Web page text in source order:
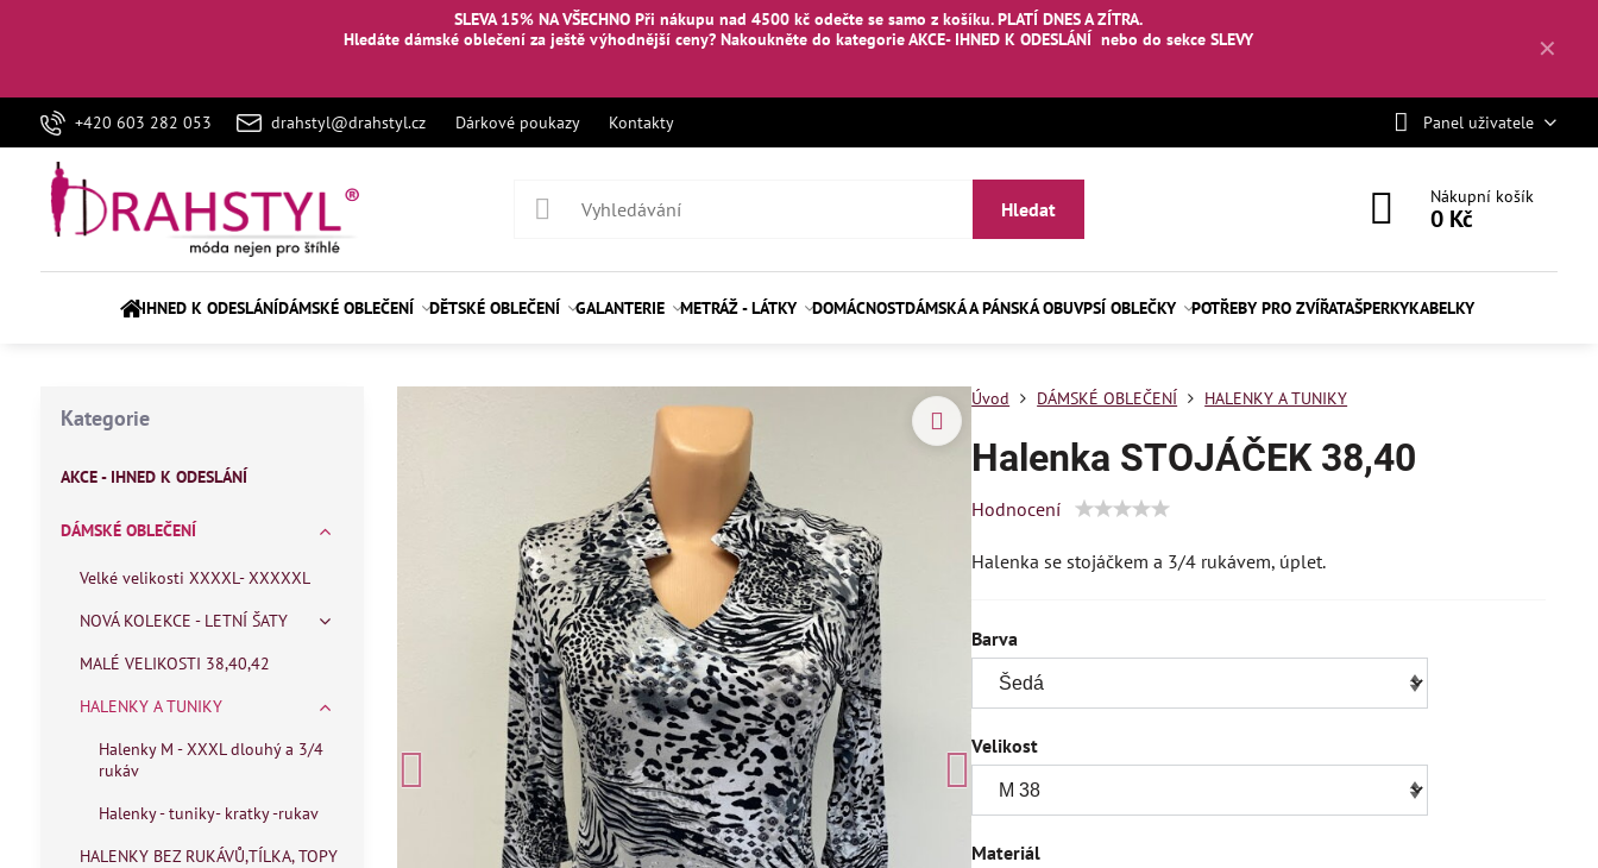
✕
SLEVA 15% NA VŠECHNO Při nákupu nad 4500 kč odečte se samo z košíku. PLATÍ DNES A ZÍTRA.
Hledáte dámské oblečení za ještě výhodnější ceny? Nakouknětedo kategorie AKCE- IHNED K ODESLÁNÍ nebodo sekce SLEVY
+420 603 282 053 drahstyl@drahstyl.cz Dárkové poukazy Kontakty Panel uživatele
Hledat
Nákupní košík
0 Kč
IHNED K ODESLÁNÍDÁMSKÉ OBLEČENÍ DĚTSKÉ OBLEČENÍ GALANTERIE METRÁŽ - LÁTKY DOMÁCNOSTDÁMSKÁ A PÁNSKÁ OBUVPSÍ OBLEČKY POTŘEBY PRO ZVÍŘATAŠPERKYKABELKY
Úvod DÁMSKÉ OBLEČENÍ HALENKY A TUNIKY
Halenka STOJÁČEK 38,40
Hodnocení
Halenka se stojáčkem a 3/4 rukávem, úplet.
Barva
Velikost
Materiál
Kategorie
AKCE - IHNED K ODESLÁNÍ
DÁMSKÉ OBLEČENÍ
Velké velikosti XXXXL- XXXXXL
NOVÁ KOLEKCE - LETNÍ ŠATY
MALÉ VELIKOSTI 38,40,42
HALENKY A TUNIKY
Halenky M - XXXL dlouhý a 3/4
rukáv
Halenky - tuniky- kratky -rukav
HALENKY BEZ RUKÁVŮ,TÍLKA, TOPY